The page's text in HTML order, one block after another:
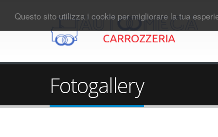
Questo sito utilizza i cookie per migliorare la tua
Fotogallery